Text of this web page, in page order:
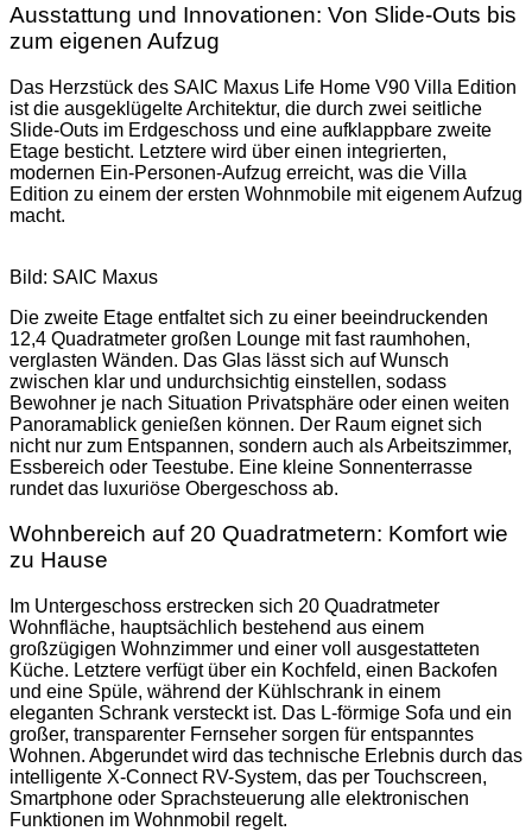
Ausstattung und Innovationen: Von Slide-Outs bis
zum eigenen Aufzug
Das Herzstück des SAIC Maxus Life Home V90 Villa Edition
ist die ausgeklügelte Architektur, die durch zwei seitliche
Slide-Outs im Erdgeschoss und eine aufklappbare zweite
Etage besticht. Letztere wird über einen integrierten,
modernen Ein-Personen-Aufzug erreicht, was die Villa
Edition zu einem der ersten Wohnmobile mit eigenem Aufzug
macht.
Bild: SAIC Maxus
Die zweite Etage entfaltet sich zu einer beeindruckenden
12,4 Quadratmeter großen Lounge mit fast raumhohen,
verglasten Wänden. Das Glas lässt sich auf Wunsch
zwischen klar und undurchsichtig einstellen, sodass
Bewohner je nach Situation Privatsphäre oder einen weiten
Panoramablick genießen können. Der Raum eignet sich
nicht nur zum Entspannen, sondern auch als Arbeitszimmer,
Essbereich oder Teestube. Eine kleine Sonnenterrasse
rundet das luxuriöse Obergeschoss ab.
Wohnbereich auf 20 Quadratmetern: Komfort wie
zu Hause
Im Untergeschoss erstrecken sich 20 Quadratmeter
Wohnfläche, hauptsächlich bestehend aus einem
großzügigen Wohnzimmer und einer voll ausgestatteten
Küche. Letztere verfügt über ein Kochfeld, einen Backofen
und eine Spüle, während der Kühlschrank in einem
eleganten Schrank versteckt ist. Das L-förmige Sofa und ein
großer, transparenter Fernseher sorgen für entspanntes
Wohnen. Abgerundet wird das technische Erlebnis durch das
intelligente X-Connect RV-System, das per Touchscreen,
Smartphone oder Sprachsteuerung alle elektronischen
Funktionen im Wohnmobil regelt.